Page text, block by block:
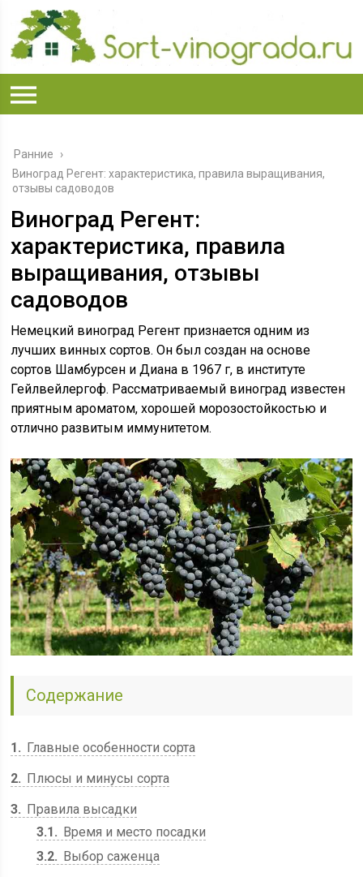
Ранние
›
Виноград Регент: характеристика, правила выращивания,
отзывы садоводов
Виноград Регент:
характеристика, правила
выращивания, отзывы
садоводов
Немецкий виноград Регент признается одним из
лучших винных сортов. Он был создан на основе
сортов Шамбурсен и Диана в 1967 г, в институте
Гейлвейлергоф. Рассматриваемый виноград известен
приятным ароматом, хорошей морозостойкостью и
отлично развитым иммунитетом.
Содержание
1
Главные особенности сорта
2
Плюсы и минусы сорта
3
Правила высадки
3.1
Время и место посадки
3.2
Выбор саженца